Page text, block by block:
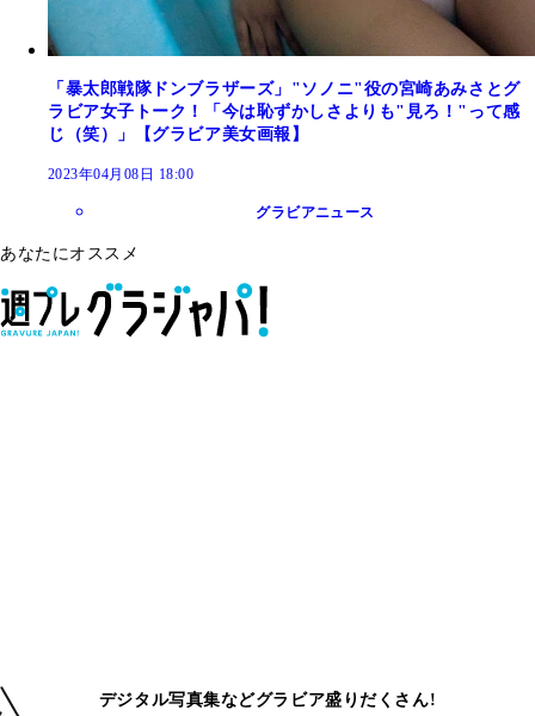
「暴太郎戦隊ドンブラザーズ」"ソノニ"役の宮崎あみさとグ
ラビア女子トーク！「今は恥ずかしさよりも"見ろ！"って感
じ（笑）」【グラビア美女画報】
2023年04月08日 18:00
グラビアニュース
あなたにオススメ
デジタル写真集などグラビア盛りだくさん!